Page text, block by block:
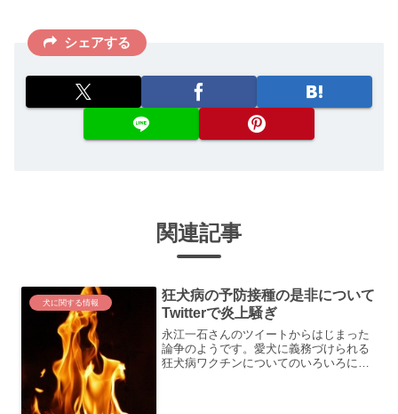
シェアする
関連記事
犬に関する情報
狂犬病の予防接種の是非について
Twitterで炎上騒ぎ
永江一石さんのツイートからはじまった
論争のようです。愛犬に義務づけられる
狂犬病ワクチンについてのいろいろに経